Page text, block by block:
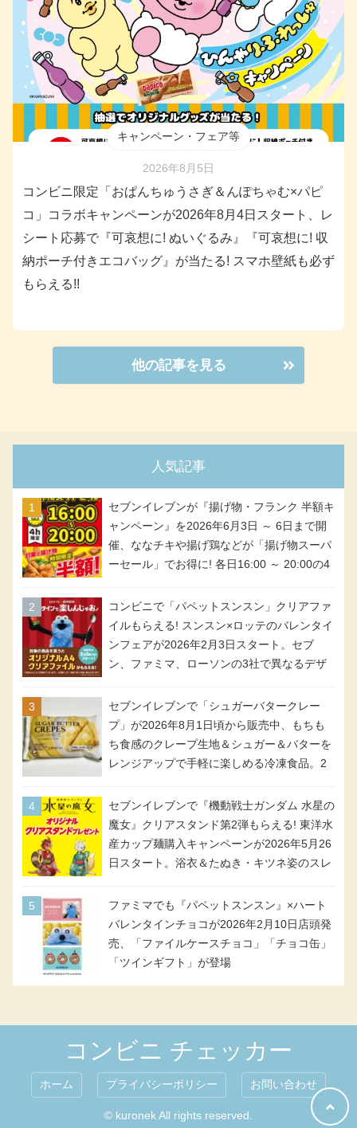
キャンペーン・フェア等
2026年8月5日
コンビニ限定「おぱんちゅうさぎ＆んぽちゃむ×パピ
コ」コラボキャンペーンが2026年8月4日スタート、レ
シート応募で『可哀想に! ぬいぐるみ』『可哀想に! 収
納ポーチ付きエコバッグ』が当たる! スマホ壁紙も必ず
もらえる!!
他の記事を見る
人気記事
セブンイレブンが『揚げ物・フランク 半額キ
ャンペーン』を2026年6月3日 ～ 6日まで開
催、ななチキや揚げ鶏などが「揚げ物スーパ
ーセール」でお得に! 各日16:00 ～ 20:00の4
アメリカンドッグが税抜き69円!
コンビニで「パペットスンスン」クリアファ
イルもらえる! スンスン×ロッテのバレンタイ
ンフェアが2026年2月3日スタート。セブ
ン、ファミマ、ローソンの3社で異なるデザ
セブンイレブンで「シュガーバタークレー
プ」が2026年8月1日頃から販売中、もちも
ち食感のクレープ生地＆シュガー＆バターを
レンジアップで手軽に楽しめる冷凍食品。2
セブンイレブンで『機動戦士ガンダム 水星の
魔女』クリアスタンド第2弾もらえる! 東洋水
産カップ麺購入キャンペーンが2026年5月26
日スタート。浴衣＆たぬき・キツネ姿のスレ
号・5号) / シャディクが全6種のクリアスタ
ンドになって登場!
ファミマでも『パペットスンスン』×ハート
バレンタインチョコが2026年2月10日店頭発
売、「ファイルケースチョコ」「チョコ缶」
「ツインギフト」が登場
コンビニ チェッカー
ホーム プライバシーポリシー お問い合わせ
© kuronek All rights reserved.